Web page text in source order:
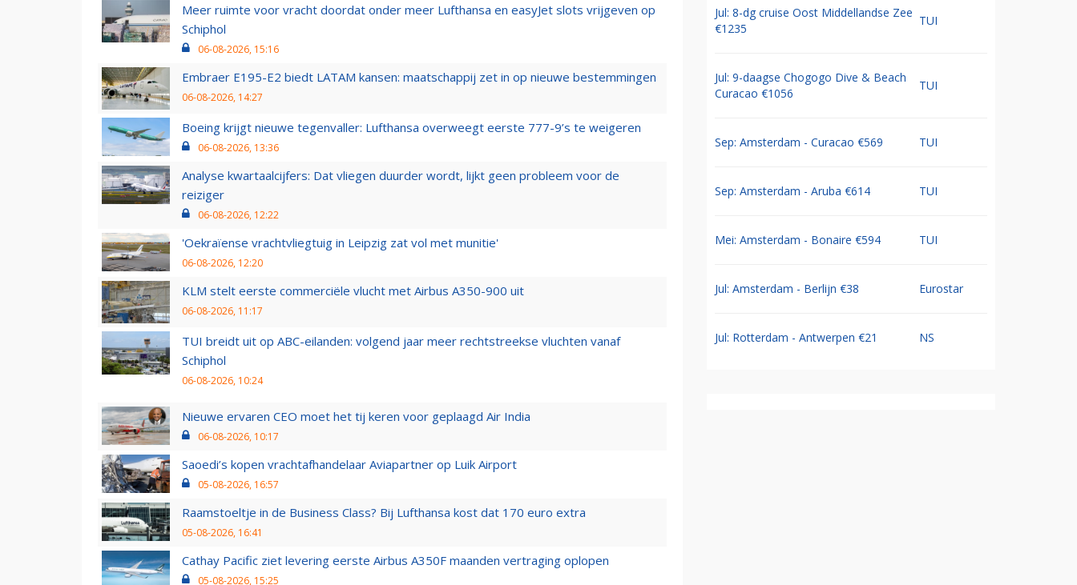
Meer ruimte voor vracht doordat onder meer Lufthansa en easyJet slots vrijgeven op
Schiphol
06-08-2026, 15:16
Embraer E195-E2 biedt LATAM kansen: maatschappij zet in op nieuwe bestemmingen
06-08-2026, 14:27
Boeing krijgt nieuwe tegenvaller: Lufthansa overweegt eerste 777-9’s te weigeren
06-08-2026, 13:36
Analyse kwartaalcijfers: Dat vliegen duurder wordt, lijkt geen probleem voor de
reiziger
06-08-2026, 12:22
'Oekraïense vrachtvliegtuig in Leipzig zat vol met munitie'
06-08-2026, 12:20
KLM stelt eerste commerciële vlucht met Airbus A350-900 uit
06-08-2026, 11:17
TUI breidt uit op ABC-eilanden: volgend jaar meer rechtstreekse vluchten vanaf
Schiphol
06-08-2026, 10:24
Nieuwe ervaren CEO moet het tij keren voor geplaagd Air India
06-08-2026, 10:17
Saoedi’s kopen vrachtafhandelaar Aviapartner op Luik Airport
05-08-2026, 16:57
Raamstoeltje in de Business Class? Bij Lufthansa kost dat 170 euro extra
05-08-2026, 16:41
Cathay Pacific ziet levering eerste Airbus A350F maanden vertraging oplopen
05-08-2026, 15:25
Jul: 8-dg cruise Oost Middellandse Zee
€1235
TUI
Jul: 9-daagse Chogogo Dive & Beach
Curacao €1056
TUI
Sep: Amsterdam - Curacao €569 TUI
Sep: Amsterdam - Aruba €614 TUI
Mei: Amsterdam - Bonaire €594 TUI
Jul: Amsterdam - Berlijn €38 Eurostar
Jul: Rotterdam - Antwerpen €21 NS